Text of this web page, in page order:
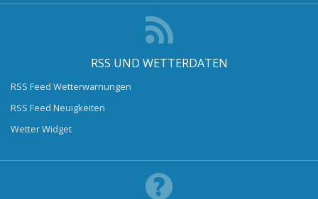
RSS UND WETTERDATEN
RSS Feed Wetterwarnungen
RSS Feed Neuigkeiten
Wetter Widget